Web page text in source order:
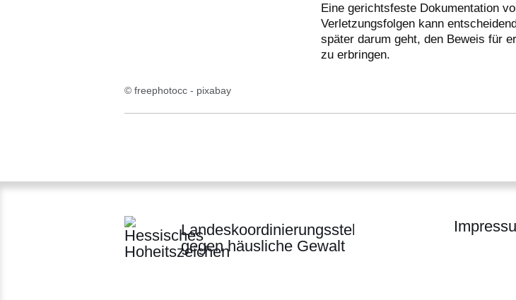
© freephotocc - pixabay
Eine gerichtsfeste Dokumentation
Verletzungsfolgen kann
später darum geht, den Beweis für
zu erbringen.
Landeskoordinierungsstelle
gegen häusliche Gewalt